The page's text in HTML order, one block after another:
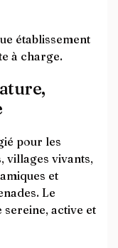
établissement
à charge.
pour les
villages vivants,
et
Le
active et